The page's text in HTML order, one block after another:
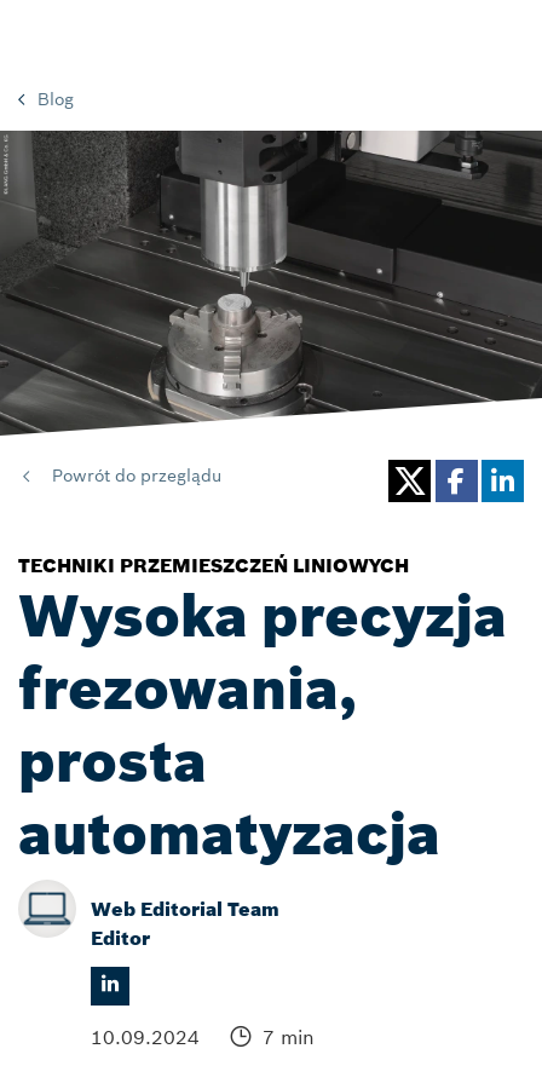
Blog
Powrót do przeglądu
TECHNIKI PRZEMIESZCZEŃ LINIOWYCH
Wysoka precyzja
frezowania,
prosta
automatyzacja
Web Editorial Team
Editor
10.09.2024 7 min